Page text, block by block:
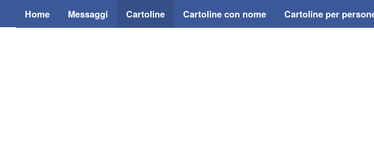
Home Messaggi Cartoline Cartoline con nome Cartoline per